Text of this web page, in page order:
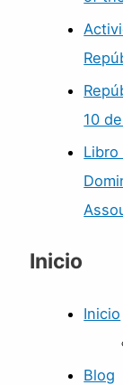
10
Libro
Inicio
Inicio
Blog